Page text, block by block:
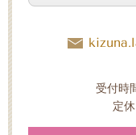
受付時
定